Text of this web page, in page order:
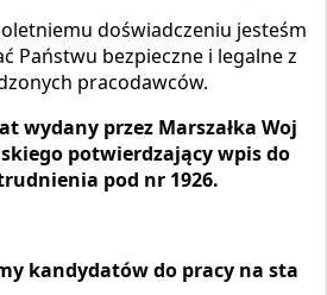
doświadczeniu jesteśm
Państwu bezpieczne i legalne z
pracodawców.
wydany przez Marszałka Woj
potwierdzający wpis do
pod nr 1926.
kandydatów do pracy na sta